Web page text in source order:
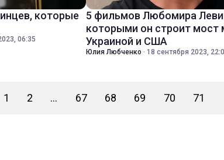
которые
06:35
5 фильмов Любомира
которыми он строит мост
Украиной и США
Юлия Любченко · 18 сентября 2023,
1 2 ... 67 68 69 70 71